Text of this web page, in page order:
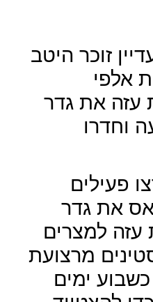
זוכר היטב
אלפי
עזה את גדר
וחדרו
2008 פרצו פעילים
את גדר
עזה למצרים
מרצועת
ימים